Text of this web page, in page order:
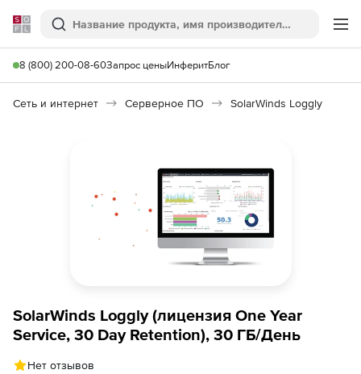
Softline
Поиск
8 (800) 200-08-60Запрос ценыИнферитБлог
Сеть и интернет Серверное ПО SolarWinds Loggly
SolarWinds Loggly (лицензия One Year
Service, 30 Day Retention), 30 ГБ/День
Нет отзывов